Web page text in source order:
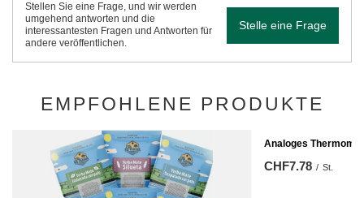
Stellen Sie eine Frage, und wir werden
umgehend antworten und die
interessantesten Fragen und Antworten für
andere veröffentlichen.
Stelle eine Frage
EMPFOHLENE PRODUKTE
Analoges
CHF7.78 / St.